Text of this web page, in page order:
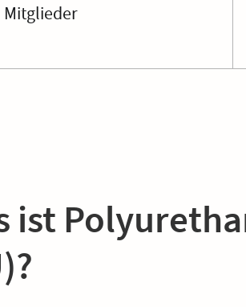
Mitglieder
ist